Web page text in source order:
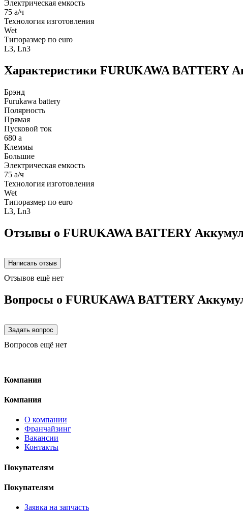
Электрическая емкость
75 а/ч
Технология изготовления
Wet
Типоразмер по euro
L3, Ln3
Характеристики FURUKAWA BATTERY
Брэнд
Furukawa battery
Полярность
Прямая
Пусковой ток
680 а
Клеммы
Большие
Электрическая емкость
75 а/ч
Технология изготовления
Wet
Типоразмер по euro
L3, Ln3
Отзывы о FURUKAWA BATTERY
Отзывов ещё нет
Вопросы о FURUKAWA BATTERY
Вопросов ещё нет
Компания
Компания
О компании
Франчайзинг
Вакансии
Контакты
Покупателям
Покупателям
Заявка на запчасть